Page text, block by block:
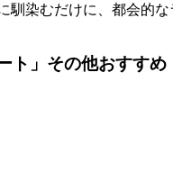
馴染むだけに、都会的
ト」その他おすすめ